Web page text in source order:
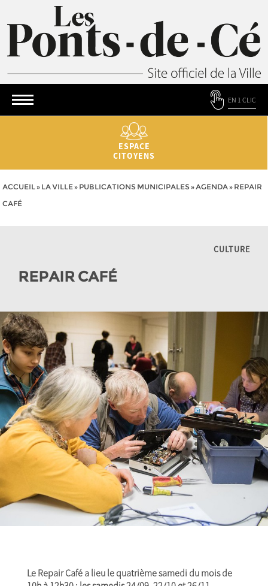
EN 1 CLIC
ESPACE
CITOYENS
ACCUEIL» LA VILLE» PUBLICATIONS MUNICIPALES»AGENDA» REPAIR
CAFÉ
CULTURE
REPAIR CAFÉ
Le Repair Café a lieu le quatrième samedi du mois de